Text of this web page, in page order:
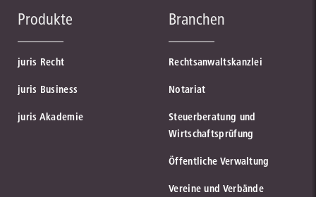
Produkte
juris Recht
juris Business
juris Akademie
Branchen
Rechtsanwaltskanzlei
Notariat
Steuerberatung und
Wirtschaftsprüfung
Öffentliche Verwaltung
Vereine und Verbände